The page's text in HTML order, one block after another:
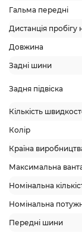
Гальма передні
Дистанція пробігу
Довжина
Задні шини
Задня підвіска
Кількість
Колір
Країна
Максимальна
Номінальна
Номінальна
Передні шини